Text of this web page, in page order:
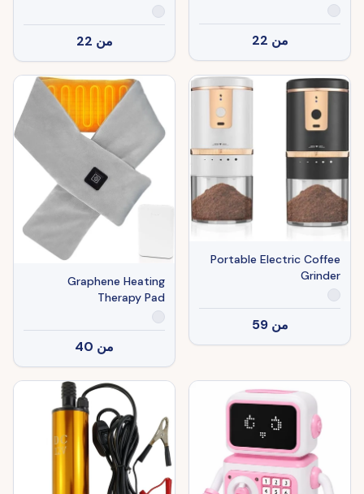
من 22 من 22
Portable Electric Coffee
Grinder
من 59
Graphene Heating
Therapy Pad
من 40